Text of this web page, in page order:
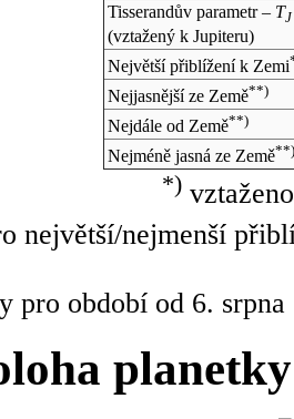
Tisserandův parametr – TJ
(vztažený k Jupiteru)
Největší přiblížení k Zemi
Nejjasnější ze Země**)
Nejdále od Země**)
Nejméně jasná ze Země**)
*)
největší/nejmenší
pro období od 6.